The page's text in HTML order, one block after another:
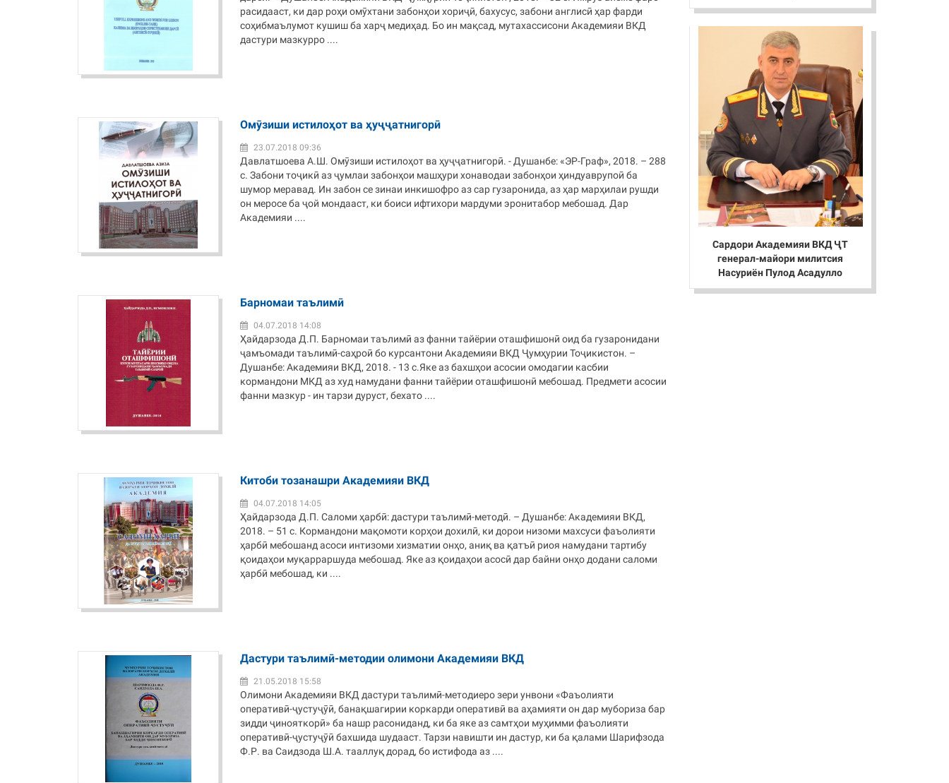
расидааст, ки дар роҳи омӯхтани забонҳои хориҷӣ, бахусус, забони англисӣ ҳар фарди
соҳибмаълумот кушиш ба харҷ медиҳад. Бо ин мақсад, мутахассисони Академияи ВКД
дастури мазкурро ....
Омӯзиши истилоҳот ва ҳуҷҷатнигорӣ
23.07.2018 09:36
Давлатшоева А.Ш. Омӯзиши истилоҳот ва ҳуҷҷатнигорӣ. - Душанбе: «ЭР-Граф», 2018. – 288
с. Забони тоҷикӣ аз ҷумлаи забонҳои машҳури хонаводаи забонҳои ҳиндуаврупоӣ ба
шумор меравад. Ин забон се зинаи инкишофро аз сар гузаронида, аз ҳар марҳилаи рушди
он меросе ба ҷой мондааст, ки боиси ифтихори мардуми эронитабор мебошад. Дар
Академияи ....
Барномаи таълимӣ
04.07.2018 14:08
Ҳайдарзода Д.П. Барномаи таълимӣ аз фанни тайёрии оташфишонӣ оид ба гузаронидани
ҷамъомади таълимӣ-саҳроӣ бо курсантони Академияи ВКД Ҷумҳурии Тоҷикистон. –
Душанбе: Академияи ВКД, 2018. - 13 с.Яке аз бахшҳои асосии омодагии касбии
кормандони МКД аз худ намудани фанни тайёрии оташфишонӣ мебошад. Предмети асосии
фанни мазкур - ин тарзи дуруст, бехато ....
Китоби тозанашри Академияи ВКД
04.07.2018 14:05
Ҳайдарзода Д.П. Саломи ҳарбӣ: дастури таълимӣ-методӣ. – Душанбе: Академияи ВКД,
2018. – 51 с. Кормандони мақомоти корҳои дохилӣ, ки дорои низоми махсуси фаъолияти
ҳарбӣ мебошанд асоси интизоми хизматии онҳо, аниқ ва қатъӣ риоя намудани тартибу
қоидаҳои муқарраршуда мебошад. Яке аз қоидаҳои асосӣ дар байни онҳо додани саломи
ҳарбӣ мебошад, ки ....
Дастури таълимӣ-методии олимони Академияи ВКД
21.05.2018 15:58
Олимони Академияи ВКД дастури таълимӣ-методиеро зери унвони «Фаъолияти
оперативӣ-ҷустуҷӯӣ, банақшагирии коркарди оперативӣ ва аҳамияти он дар мубориза бар
зидди ҷинояткорӣ» ба нашр расониданд, ки ба яке аз самтҳои муҳимми фаъолияти
оперативӣ-ҷустуҷӯӣ бахшида шудааст. Тарзи навишти ин дастур, ки ба қалами Шарифзода
Ф.Р. ва Саидзода Ш.А. тааллуқ дорад, бо истифода аз ....
Сардори Академияи ВКД ҶТ
генерал-майори милитсия
Насуриён Пулод Асадулло